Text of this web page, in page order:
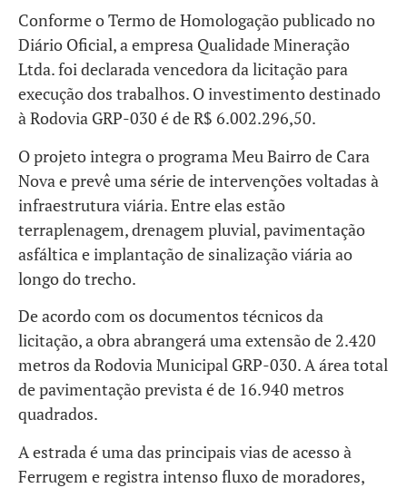
Conforme o Termo de Homologação publicado no
Diário Oficial, a empresa Qualidade Mineração
Ltda. foi declarada vencedora da licitação para
execução dos trabalhos. O investimento destinado
à Rodovia GRP-030 é de R$ 6.002.296,50.
O projeto integra o programa Meu Bairro de Cara
Nova e prevê uma série de intervenções voltadas à
infraestrutura viária. Entre elas estão
terraplenagem, drenagem pluvial, pavimentação
asfáltica e implantação de sinalização viária ao
longo do trecho.
De acordo com os documentos técnicos da
licitação, a obra abrangerá uma extensão de 2.420
metros da Rodovia Municipal GRP-030. A área total
de pavimentação prevista é de 16.940 metros
quadrados.
A estrada é uma das principais vias de acesso à
Ferrugem e registra intenso fluxo de moradores,